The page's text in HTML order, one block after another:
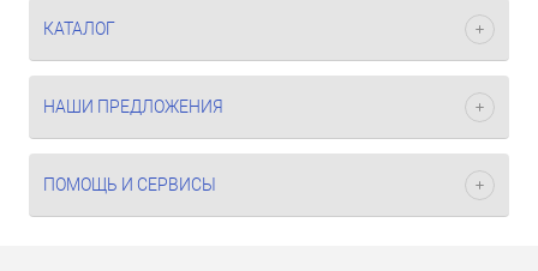
КАТАЛОГ
НАШИ ПРЕДЛОЖЕНИЯ
ПОМОЩЬ И СЕРВИСЫ